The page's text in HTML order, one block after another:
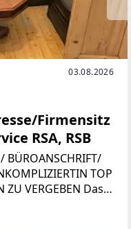
03.08.2026
Firmensitz
RSA, RSB
BÜROANSCHRIFT/
TOP
ZU VERGEBEN Das
nur 5 Gehminuten